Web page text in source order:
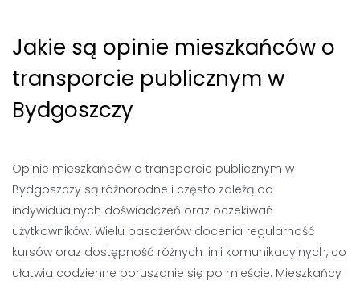
Jakie są opinie mieszkańców o
transporcie publicznym w
Bydgoszczy
Opinie mieszkańców o transporcie publicznym w
Bydgoszczy są różnorodne i często zależą od
indywidualnych doświadczeń oraz oczekiwań
użytkowników. Wielu pasażerów docenia regularność
kursów oraz dostępność różnych linii komunikacyjnych, co
ułatwia codzienne poruszanie się po mieście. Mieszkańcy